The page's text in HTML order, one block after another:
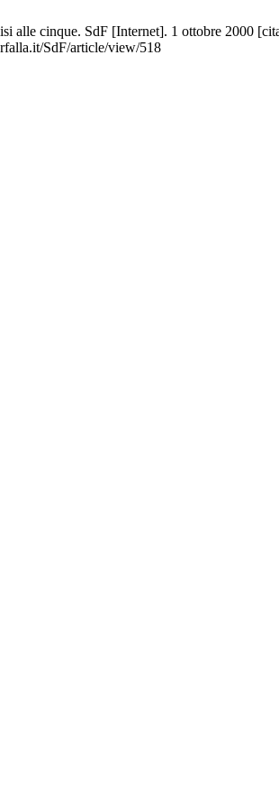
alle cinque. SdF [Internet]. 1 ottobre 2000
SdF/article/view/518